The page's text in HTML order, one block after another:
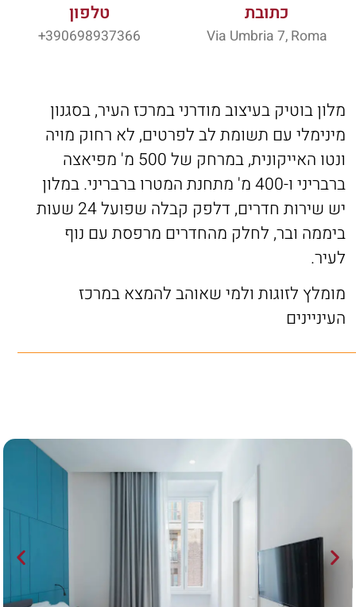
כתובת
Via Umbria 7, Roma
טלפון
390698937366+
מלון בוטיק בעיצוב מודרני במרכז העיר, בסגנון
מינימלי עם תשומת לב לפרטים, לא רחוק מויה
ונטו האייקונית, במרחק של 500 מ' מפיאצה
ברבריני ו-400 מ' מתחנת המטרו ברבריני. במלון
יש שירות חדרים, דלפק קבלה שפועל 24 שעות
ביממה ובר, לחלק מהחדרים מרפסת עם נוף
לעיר.
מומלץ לזוגות ולמי שאוהב להמצא במרכז
העיניינים